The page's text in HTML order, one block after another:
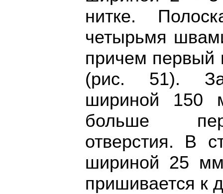
нитке.
четырьмя
причем первый
(рис. 51).
шириной 150
больше
отверстия. В
шириной 25
пришивается к